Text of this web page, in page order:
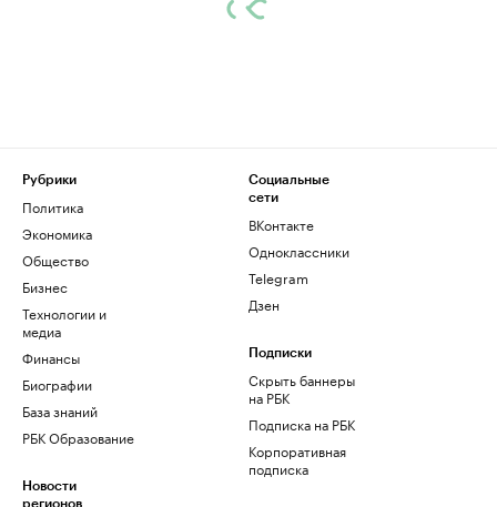
Рубрики
Политика
Экономика
Общество
Бизнес
Технологии и
медиа
Финансы
Биографии
База знаний
РБК Образование
Новости
регионов
Социальные
сети
ВКонтакте
Одноклассники
Telegram
Дзен
Подписки
Скрыть баннеры
на РБК
Подписка на РБК
Корпоративная
подписка